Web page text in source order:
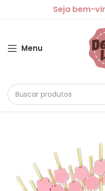
Seja bem-
Menu